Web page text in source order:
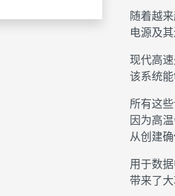
随着越
电源及
现代高
该系统
所有这
因为高
从创建
用于数
带来了